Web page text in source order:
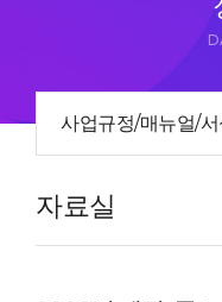
사업규정/매뉴얼/서
자료실